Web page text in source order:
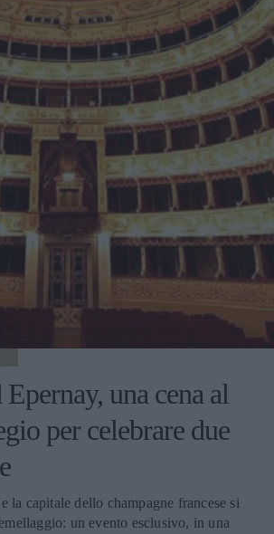
una cena al
per celebrare due
la capitale dello champagne francese si
un evento esclusivo, in una